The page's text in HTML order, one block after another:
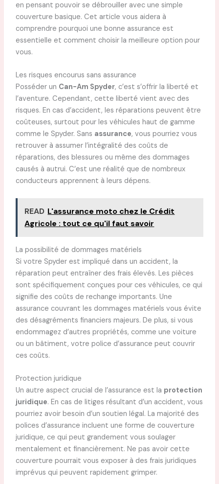
en pensant pouvoir se débrouiller avec une simple
couverture basique. Cet article vous aidera à
comprendre pourquoi une bonne assurance est
essentielle et comment choisir la meilleure option pour
vous.
Les risques encourus sans assurance
Posséder un Can-Am Spyder, c’est s’offrir la liberté et
l’aventure. Cependant, cette liberté vient avec des
risques. En cas d’accident, les réparations peuvent être
coûteuses, surtout pour les véhicules haut de gamme
comme le Spyder. Sans assurance, vous pourriez vous
retrouver à assumer l’intégralité des coûts de
réparations, des blessures ou même des dommages
causés à autrui. C’est une réalité que de nombreux
conducteurs apprennent à leurs dépens.
READ L'assurance moto chez le Crédit
Agricole : tout ce qu'il faut savoir
La possibilité de dommages matériels
Si votre Spyder est impliqué dans un accident, la
réparation peut entraîner des frais élevés. Les pièces
sont spécifiquement conçues pour ces véhicules, ce qui
signifie des coûts de rechange importants. Une
assurance couvrant les dommages matériels vous évite
des désagréments financiers majeurs. De plus, si vous
endommagez d’autres propriétés, comme une voiture
ou un bâtiment, votre police d’assurance peut couvrir
ces coûts.
Protection juridique
Un autre aspect crucial de l’assurance est la protection
juridique. En cas de litiges résultant d’un accident, vous
pourriez avoir besoin d’un soutien légal. La majorité des
polices d’assurance incluent une forme de couverture
juridique, ce qui peut grandement vous soulager
mentalement et financièrement. Ne pas avoir cette
couverture pourrait vous exposer à des frais juridiques
imprévus qui peuvent rapidement grimper.